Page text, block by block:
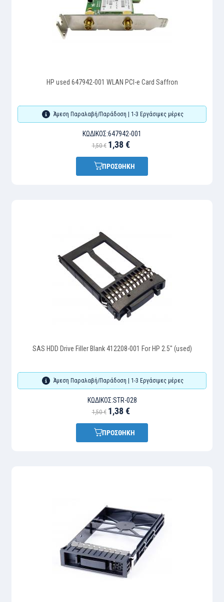
HP used 647942-001 WLAN PCI-e Card Saffron
Άμεση Παραλαβή/Παράδοση | 1-3 Εργάσιμες μέρες
ΚΩΔΙΚΌΣ:647942-001
1,50 € 1,38 €
ΠΡΟΣΘΗΚΗ
SAS HDD Drive Filler Blank 412208-001 For HP 2.5" (used)
Άμεση Παραλαβή/Παράδοση | 1-3 Εργάσιμες μέρες
ΚΩΔΙΚΌΣ:STR-028
1,50 € 1,38 €
ΠΡΟΣΘΗΚΗ